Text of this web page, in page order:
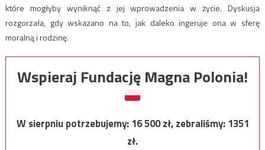
które mogłyby wyniknąć z jej wprowadzenia w życie. Dyskusja
rozgorzała, gdy wskazano na to, jak daleko ingeruje ona w sferę
moralną i rodzinę.
Wspieraj Fundację Magna Polonia!
W sierpniu potrzebujemy:16 500zł, zebraliśmy:1351
zł.